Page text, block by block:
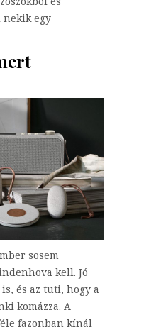
nekik egy
sosem
kell. Jó
és az tuti, hogy a
komázza. A
fazonban kínál